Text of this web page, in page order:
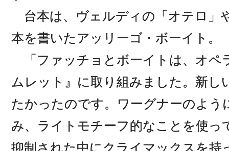
台本は、ヴェルディの「オテロ」
本を書いたアッリーゴ・ボーイト。
「ファッチョとボーイトは、オペ
ムレット』に取り組みました。新し
たかったのです。ワーグナーのよう
み、ライトモチーフ的なことを使っ
抑制された中にクライマックスを持